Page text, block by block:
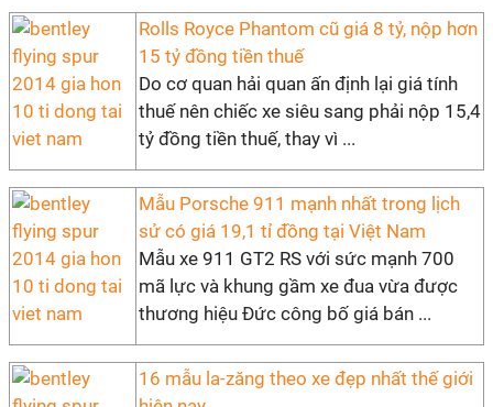
Rolls Royce Phantom cũ giá 8 tỷ, nộp hơn
15 tỷ đồng tiền thuế
Do cơ quan hải quan ấn định lại giá tính
thuế nên chiếc xe siêu sang phải nộp 15,4
tỷ đồng tiền thuế, thay vì ...
Mẫu Porsche 911 mạnh nhất trong lịch
sử có giá 19,1 tỉ đồng tại Việt Nam
Mẫu xe 911 GT2 RS với sức mạnh 700
mã lực và khung gầm xe đua vừa được
thương hiệu Đức công bố giá bán ...
16 mẫu la-zăng theo xe đẹp nhất thế giới